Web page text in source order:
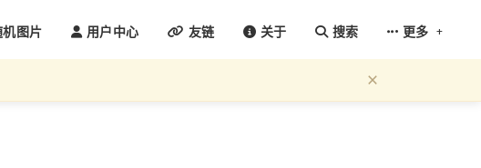
机图片 用户中心 友链 关于 搜索 更多 +
×